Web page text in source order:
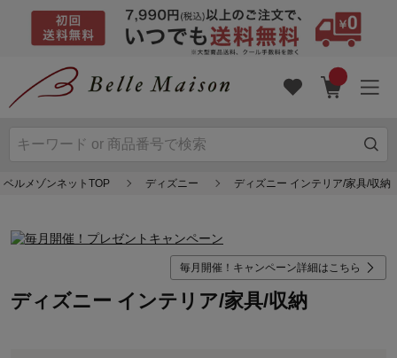
ベルメゾンネットTOP ディズニー ディズニー インテリア/家具/収納
毎月開催！キャンペーン詳細はこちら
ディズニー インテリア/家具/収納